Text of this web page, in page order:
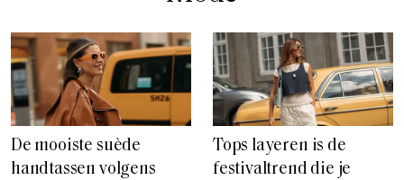
De mooiste suède
handtassen volgens
Tops layeren is de
festivaltrend die je